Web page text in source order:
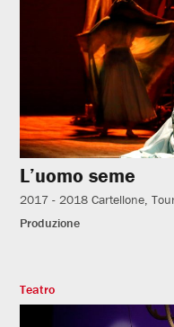
L’uomo seme
2017 - 2018 Cartellone
Produzione
Teatro